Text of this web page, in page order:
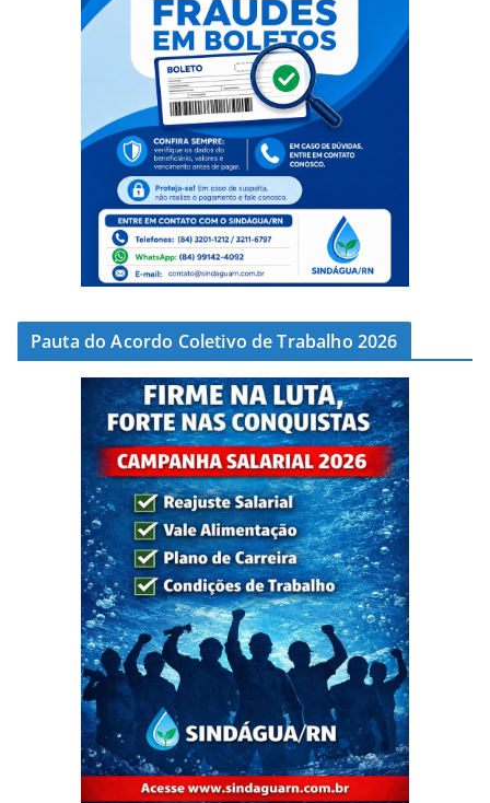
Pauta do Acordo Coletivo de Trabalho 2026